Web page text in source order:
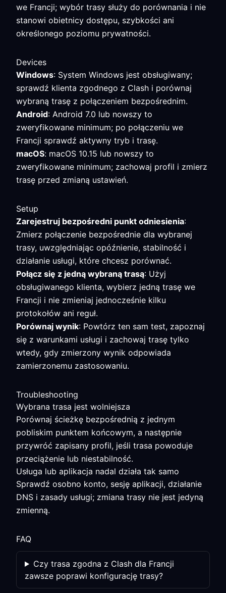
we Francji; wybór trasy służy do porównania i nie
stanowi obietnicy dostępu, szybkości ani
określonego poziomu prywatności.
Devices
Windows: System Windows jest obsługiwany;
sprawdź klienta zgodnego z Clash i porównaj
wybraną trasę z połączeniem bezpośrednim.
Android: Android 7.0 lub nowszy to
zweryfikowane minimum; po połączeniu we
Francji sprawdź aktywny tryb i trasę.
macOS: macOS 10.15 lub nowszy to
zweryfikowane minimum; zachowaj profil i zmierz
trasę przed zmianą ustawień.
Setup
Zarejestruj bezpośredni punkt odniesienia:
Zmierz połączenie bezpośrednie dla wybranej
trasy, uwzględniając opóźnienie, stabilność i
działanie usługi, które chcesz porównać.
Połącz się z jedną wybraną trasą: Użyj
obsługiwanego klienta, wybierz jedną trasę we
Francji i nie zmieniaj jednocześnie kilku
protokołów ani reguł.
Porównaj wynik: Powtórz ten sam test, zapoznaj
się z warunkami usługi i zachowaj trasę tylko
wtedy, gdy zmierzony wynik odpowiada
zamierzonemu zastosowaniu.
Troubleshooting
Wybrana trasa jest wolniejsza
Porównaj ścieżkę bezpośrednią z jednym
pobliskim punktem końcowym, a następnie
przywróć zapisany profil, jeśli trasa powoduje
przeciążenie lub niestabilność.
Usługa lub aplikacja nadal działa tak samo
Sprawdź osobno konto, sesję aplikacji, działanie
DNS i zasady usługi; zmiana trasy nie jest jedyną
zmienną.
FAQ
Czy trasa zgodna z Clash dla Francji
zawsze poprawi konfigurację trasy?